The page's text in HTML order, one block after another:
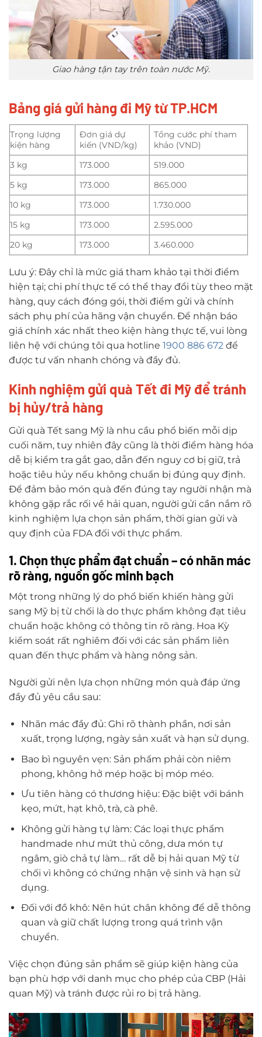
Giao hàng tận tay trên toàn nước Mỹ.
Bảng giá gửi hàng đi Mỹ từ TP.HCM
Trọng lượng
kiện hàng
Đơn giá dự
kiến (VND/kg)
Tổng cước phí tham
khảo (VND)
3 kg
173.000
519.000
5 kg
173.000
865.000
10 kg
173.000
1.730.000
15 kg
173.000
2.595.000
20 kg
173.000 3.460.000
Lưu ý: Đây chỉ là mức giá tham khảo tại thời điểm
hiện tại; chi phí thực tế có thể thay đổi tùy theo mặt
hàng, quy cách đóng gói, thời điểm gửi và chính
sách phụ phí của hãng vận chuyển. Để nhận báo
giá chính xác nhất theo kiện hàng thực tế, vui lòng
liên hệ với chúng tôi qua hotline 1900 886 672 để
được tư vấn nhanh chóng và đầy đủ.
Kinh nghiệm gửi quà Tết đi Mỹ để tránh
bị hủy/trả hàng
Gửi quà Tết sang Mỹ là nhu cầu phổ biến mỗi dịp
cuối năm, tuy nhiên đây cũng là thời điểm hàng hóa
dễ bị kiểm tra gắt gao, dẫn đến nguy cơ bị giữ, trả
hoặc tiêu hủy nếu không chuẩn bị đúng quy định.
Để đảm bảo món quà đến đúng tay người nhận mà
không gặp rắc rối về hải quan, người gửi cần nắm rõ
kinh nghiệm lựa chọn sản phẩm, thời gian gửi và
quy định của FDA đối với thực phẩm.
1. Chọn thực phẩm đạt chuẩn – có nhãn mác
rõ ràng, nguồn gốc minh bạch
Một trong những lý do phổ biến khiến hàng gửi
sang Mỹ bị từ chối là do thực phẩm không đạt tiêu
chuẩn hoặc không có thông tin rõ ràng. Hoa Kỳ
kiểm soát rất nghiêm đối với các sản phẩm liên
quan đến thực phẩm và hàng nông sản.
Người gửi nên lựa chọn những món quà đáp ứng
đầy đủ yêu cầu sau:
Nhãn mác đầy đủ: Ghi rõ thành phần, nơi sản
xuất, trọng lượng, ngày sản xuất và hạn sử dụng.
Bao bì nguyên vẹn: Sản phẩm phải còn niêm
phong, không hở mép hoặc bị móp méo.
Ưu tiên hàng có thương hiệu: Đặc biệt với bánh
kẹo, mứt, hạt khô, trà, cà phê.
Không gửi hàng tự làm: Các loại thực phẩm
handmade như mứt thủ công, dưa món tự
ngâm, giò chả tự làm… rất dễ bị hải quan Mỹ từ
chối vì không có chứng nhận vệ sinh và hạn sử
dụng.
Đối với đồ khô: Nên hút chân không để dễ thông
quan và giữ chất lượng trong quá trình vận
chuyển.
Việc chọn đúng sản phẩm sẽ giúp kiện hàng của
bạn phù hợp với danh mục cho phép của CBP (Hải
quan Mỹ) và tránh được rủi ro bị trả hàng.